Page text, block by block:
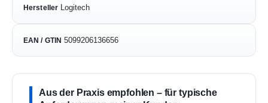
Hersteller Logitech
EAN / GTIN 5099206136656
Aus der Praxis empfohlen – für typische